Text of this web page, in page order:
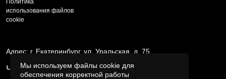
использования файлов
cookie
Адрес: г. Екатеринбург, ул. Уральская, д. 75
Часы работы: ежедневно с 10.30 до 20.45
Мы используем файлы cookie для
обеспечения корректной работы